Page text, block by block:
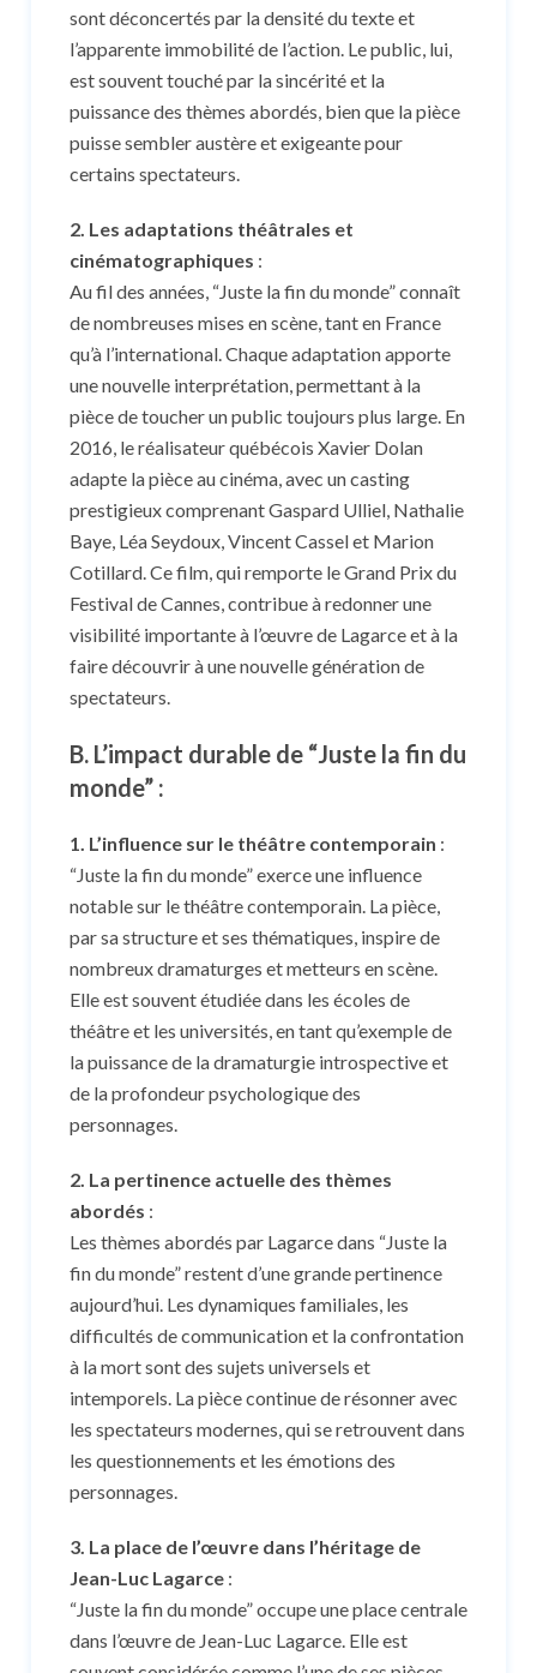
sont déconcertés par la densité du texte et
l’apparente immobilité de l’action. Le public, lui,
est souvent touché par la sincérité et la
puissance des thèmes abordés, bien que la pièce
puisse sembler austère et exigeante pour
certains spectateurs.
2. Les adaptations théâtrales et
cinématographiques :
Au fil des années, “Juste la fin du monde” connaît
de nombreuses mises en scène, tant en France
qu’à l’international. Chaque adaptation apporte
une nouvelle interprétation, permettant à la
pièce de toucher un public toujours plus large. En
2016, le réalisateur québécois Xavier Dolan
adapte la pièce au cinéma, avec un casting
prestigieux comprenant Gaspard Ulliel, Nathalie
Baye, Léa Seydoux, Vincent Cassel et Marion
Cotillard. Ce film, qui remporte le Grand Prix du
Festival de Cannes, contribue à redonner une
visibilité importante à l’œuvre de Lagarce et à la
faire découvrir à une nouvelle génération de
spectateurs.
B. L’impact durable de “Juste la fin du
monde” :
1. L’influence sur le théâtre contemporain :
“Juste la fin du monde” exerce une influence
notable sur le théâtre contemporain. La pièce,
par sa structure et ses thématiques, inspire de
nombreux dramaturges et metteurs en scène.
Elle est souvent étudiée dans les écoles de
théâtre et les universités, en tant qu’exemple de
la puissance de la dramaturgie introspective et
de la profondeur psychologique des
personnages.
2. La pertinence actuelle des thèmes
abordés :
Les thèmes abordés par Lagarce dans “Juste la
fin du monde” restent d’une grande pertinence
aujourd’hui. Les dynamiques familiales, les
difficultés de communication et la confrontation
à la mort sont des sujets universels et
intemporels. La pièce continue de résonner avec
les spectateurs modernes, qui se retrouvent dans
les questionnements et les émotions des
personnages.
3. La place de l’œuvre dans l’héritage de
Jean-Luc Lagarce :
“Juste la fin du monde” occupe une place centrale
dans l’œuvre de Jean-Luc Lagarce. Elle est